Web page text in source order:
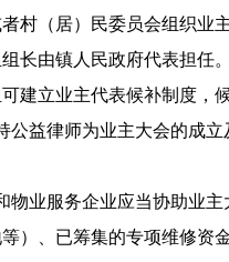
村（居）民委员会组织业主
由镇人民政府代表担任。
立业主代表候补制度，候
律师为业主大会的成立
服务企业应当协助业主
）、已筹集的专项维修资